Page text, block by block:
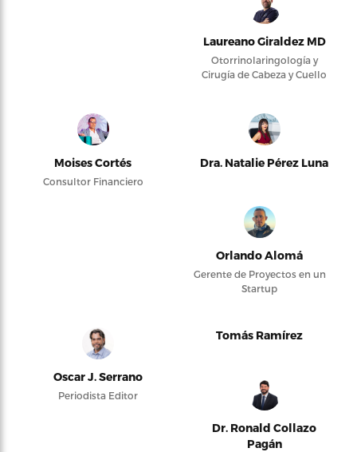
Laureano Giraldez MD
Otorrinolaringología y
Cirugía de Cabeza y Cuello
Moises Cortés
Consultor Financiero
Dra. Natalie Pérez Luna
Orlando Alomá
Gerente de Proyectos en un
Startup
Oscar J. Serrano
Periodista Editor
Tomás Ramírez
Dr. Ronald Collazo
Pagán